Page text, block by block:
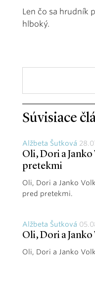
Len čo sa hrudník
hlboký.
Súvisiace
Alžbeta Šutková
Oli, Dori a
pretekmi
Oli, Dori a Janko
pred pretekmi.
Alžbeta Šutková
Oli, Dori a
Oli, Dori a Janko